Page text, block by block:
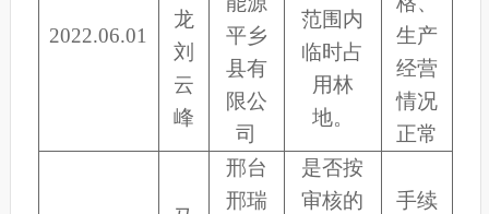
2022.06.01
龙
刘
云
峰
平乡
县有
限公
司
范围内
临时占
用林
地。
生产
经营
情况
正常
邢台
邢瑞
是否按
审核的
手续